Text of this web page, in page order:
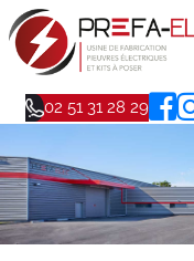
02 51 31 28 29